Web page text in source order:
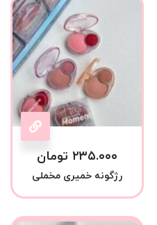
۲۳۵.۰۰۰ تومان
رژگونه خمیری مخملی